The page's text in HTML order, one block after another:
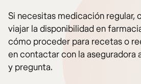
Si necesitas medicación regular,
viajar la disponibilidad en
cómo proceder para recetas o
en contactar con la aseguradora
y pregunta.